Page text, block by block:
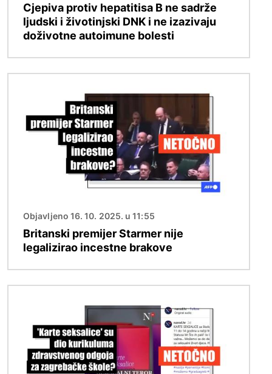
Cjepiva protiv hepatitisa B ne sadrže
ljudski i životinjski DNK i ne izazivaju
doživotne autoimune bolesti
Objavljeno 16. 10. 2025. u 11:55
Britanski premijer Starmer nije
legalizirao incestne brakove